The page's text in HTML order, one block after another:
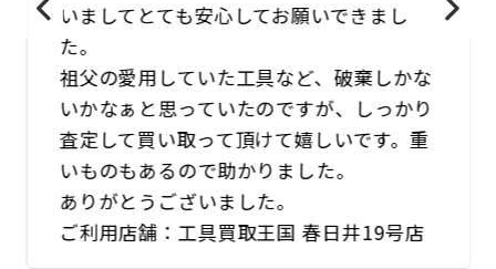
いましてとても安心してお願いできまし
た。
祖父の愛用していた工具など、破棄しかな
いかなぁと思っていたのですが、しっかり
査定して買い取って頂けて嬉しいです。重
いものもあるので助かりました。
ありがとうございました。
ご利用店舗：工具買取王国 春日井19号店